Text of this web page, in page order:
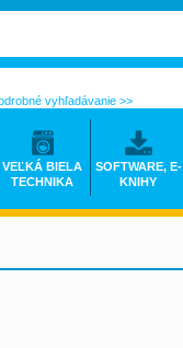
vyhľadávanie >>
VEĽKÁ BIELA
TECHNIKA
SOFTWARE, E-
KNIHY